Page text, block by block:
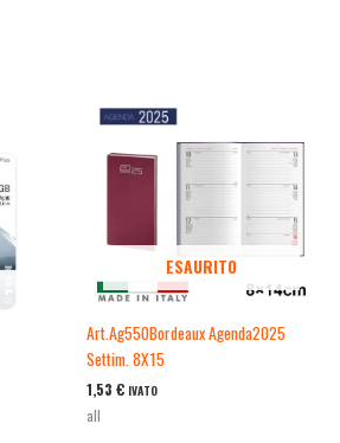
ESAURITO
Art.Ag550Bordeaux Agenda2025
Settim. 8X15
1,53 € IVATO
all